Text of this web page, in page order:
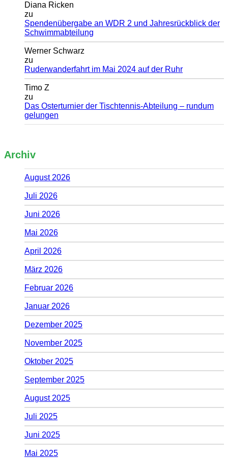
Diana Ricken
zu
Spendenübergabe an WDR 2 und Jahresrückblick der
Schwimmabteilung
Werner Schwarz
zu
Ruderwanderfahrt im Mai 2024 auf der Ruhr
Timo Z
zu
Das Osterturnier der Tischtennis-Abteilung – rundum
gelungen
Archiv
August 2026
Juli 2026
Juni 2026
Mai 2026
April 2026
März 2026
Februar 2026
Januar 2026
Dezember 2025
November 2025
Oktober 2025
September 2025
August 2025
Juli 2025
Juni 2025
Mai 2025